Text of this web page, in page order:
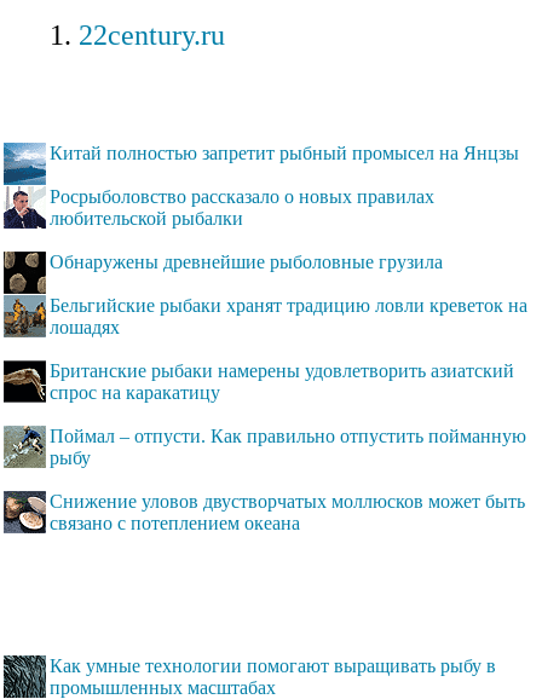
22century.ru
Китай полностью запретит рыбный промысел на Янцзы
Росрыболовство рассказало о новых правилах
любительской рыбалки
Обнаружены древнейшие рыболовные грузила
Бельгийские рыбаки хранят традицию ловли креветок на
лошадях
Британские рыбаки намерены удовлетворить азиатский
спрос на каракатицу
Поймал – отпусти. Как правильно отпустить пойманную
рыбу
Снижение уловов двустворчатых моллюсков может быть
связано с потеплением океана
Как умные технологии помогают выращивать рыбу в
промышленных масштабах